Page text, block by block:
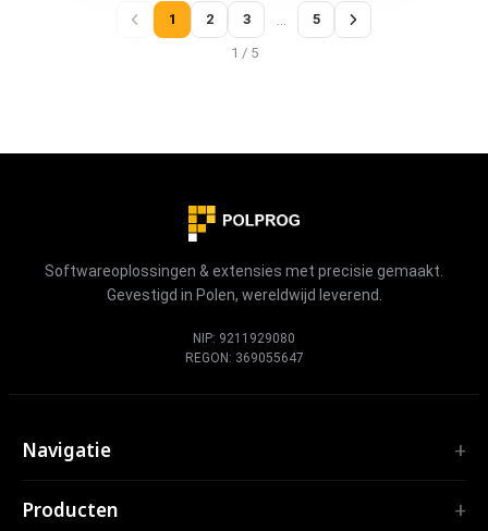
1 2 3 5
1 / 5
Softwareoplossingen & extensies met precisie gemaakt.
Gevestigd in Polen, wereldwijd leverend.
NIP: 9211929080
REGON: 369055647
Navigatie
Diensten
Producten